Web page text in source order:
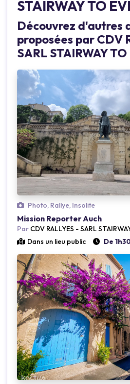
STAIRWAY TO
Découvrez d'autres
proposées par CDV
SARL STAIRWAY
Loading...
Photo, Rallye, Insolite
Mission Reporter Auch
Par CDV RALLYES - SARL
Dans un lieu public
De